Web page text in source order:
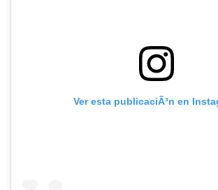
Ver esta publicaciÃ³n en